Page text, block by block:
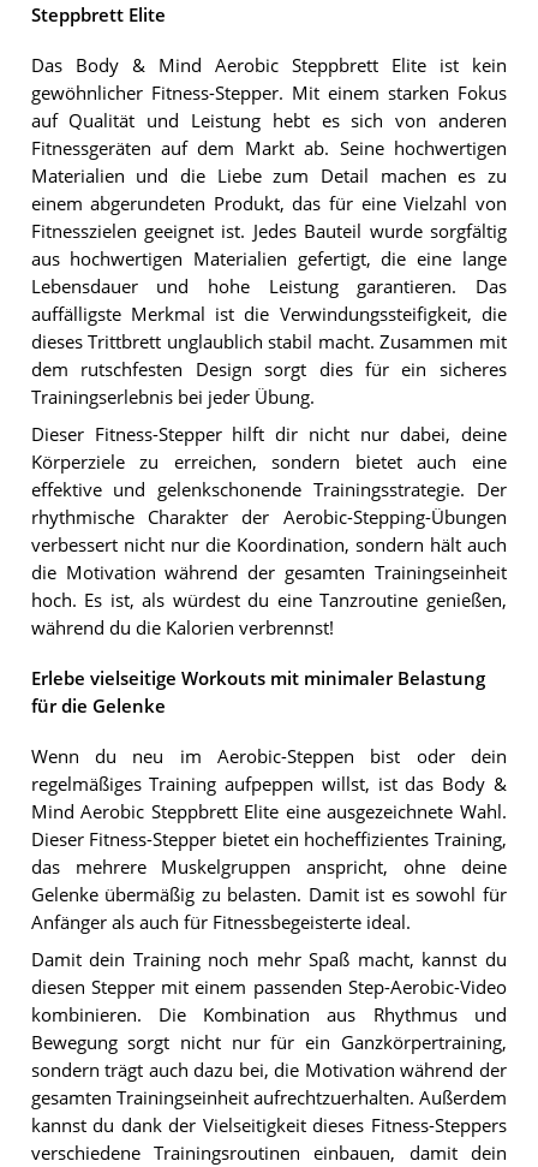
Steppbrett Elite
Das Body & Mind Aerobic Steppbrett Elite ist kein
gewöhnlicher Fitness-Stepper. Mit einem starken Fokus
auf Qualität und Leistung hebt es sich von anderen
Fitnessgeräten auf dem Markt ab. Seine hochwertigen
Materialien und die Liebe zum Detail machen es zu
einem abgerundeten Produkt, das für eine Vielzahl von
Fitnesszielen geeignet ist. Jedes Bauteil wurde sorgfältig
aus hochwertigen Materialien gefertigt, die eine lange
Lebensdauer und hohe Leistung garantieren. Das
auffälligste Merkmal ist die Verwindungssteifigkeit, die
dieses Trittbrett unglaublich stabil macht. Zusammen mit
dem rutschfesten Design sorgt dies für ein sicheres
Trainingserlebnis bei jeder Übung.
Dieser Fitness-Stepper hilft dir nicht nur dabei, deine
Körperziele zu erreichen, sondern bietet auch eine
effektive und gelenkschonende Trainingsstrategie. Der
rhythmische Charakter der Aerobic-Stepping-Übungen
verbessert nicht nur die Koordination, sondern hält auch
die Motivation während der gesamten Trainingseinheit
hoch. Es ist, als würdest du eine Tanzroutine genießen,
während du die Kalorien verbrennst!
Erlebe vielseitige Workouts mit minimaler Belastung
für die Gelenke
Wenn du neu im Aerobic-Steppen bist oder dein
regelmäßiges Training aufpeppen willst, ist das Body &
Mind Aerobic Steppbrett Elite eine ausgezeichnete Wahl.
Dieser Fitness-Stepper bietet ein hocheffizientes Training,
das mehrere Muskelgruppen anspricht, ohne deine
Gelenke übermäßig zu belasten. Damit ist es sowohl für
Anfänger als auch für Fitnessbegeisterte ideal.
Damit dein Training noch mehr Spaß macht, kannst du
diesen Stepper mit einem passenden Step-Aerobic-Video
kombinieren. Die Kombination aus Rhythmus und
Bewegung sorgt nicht nur für ein Ganzkörpertraining,
sondern trägt auch dazu bei, die Motivation während der
gesamten Trainingseinheit aufrechtzuerhalten. Außerdem
kannst du dank der Vielseitigkeit dieses Fitness-Steppers
verschiedene Trainingsroutinen einbauen, damit dein